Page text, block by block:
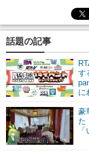
マンガ
ニコニコQ
話題の記事
す
に
豪
た